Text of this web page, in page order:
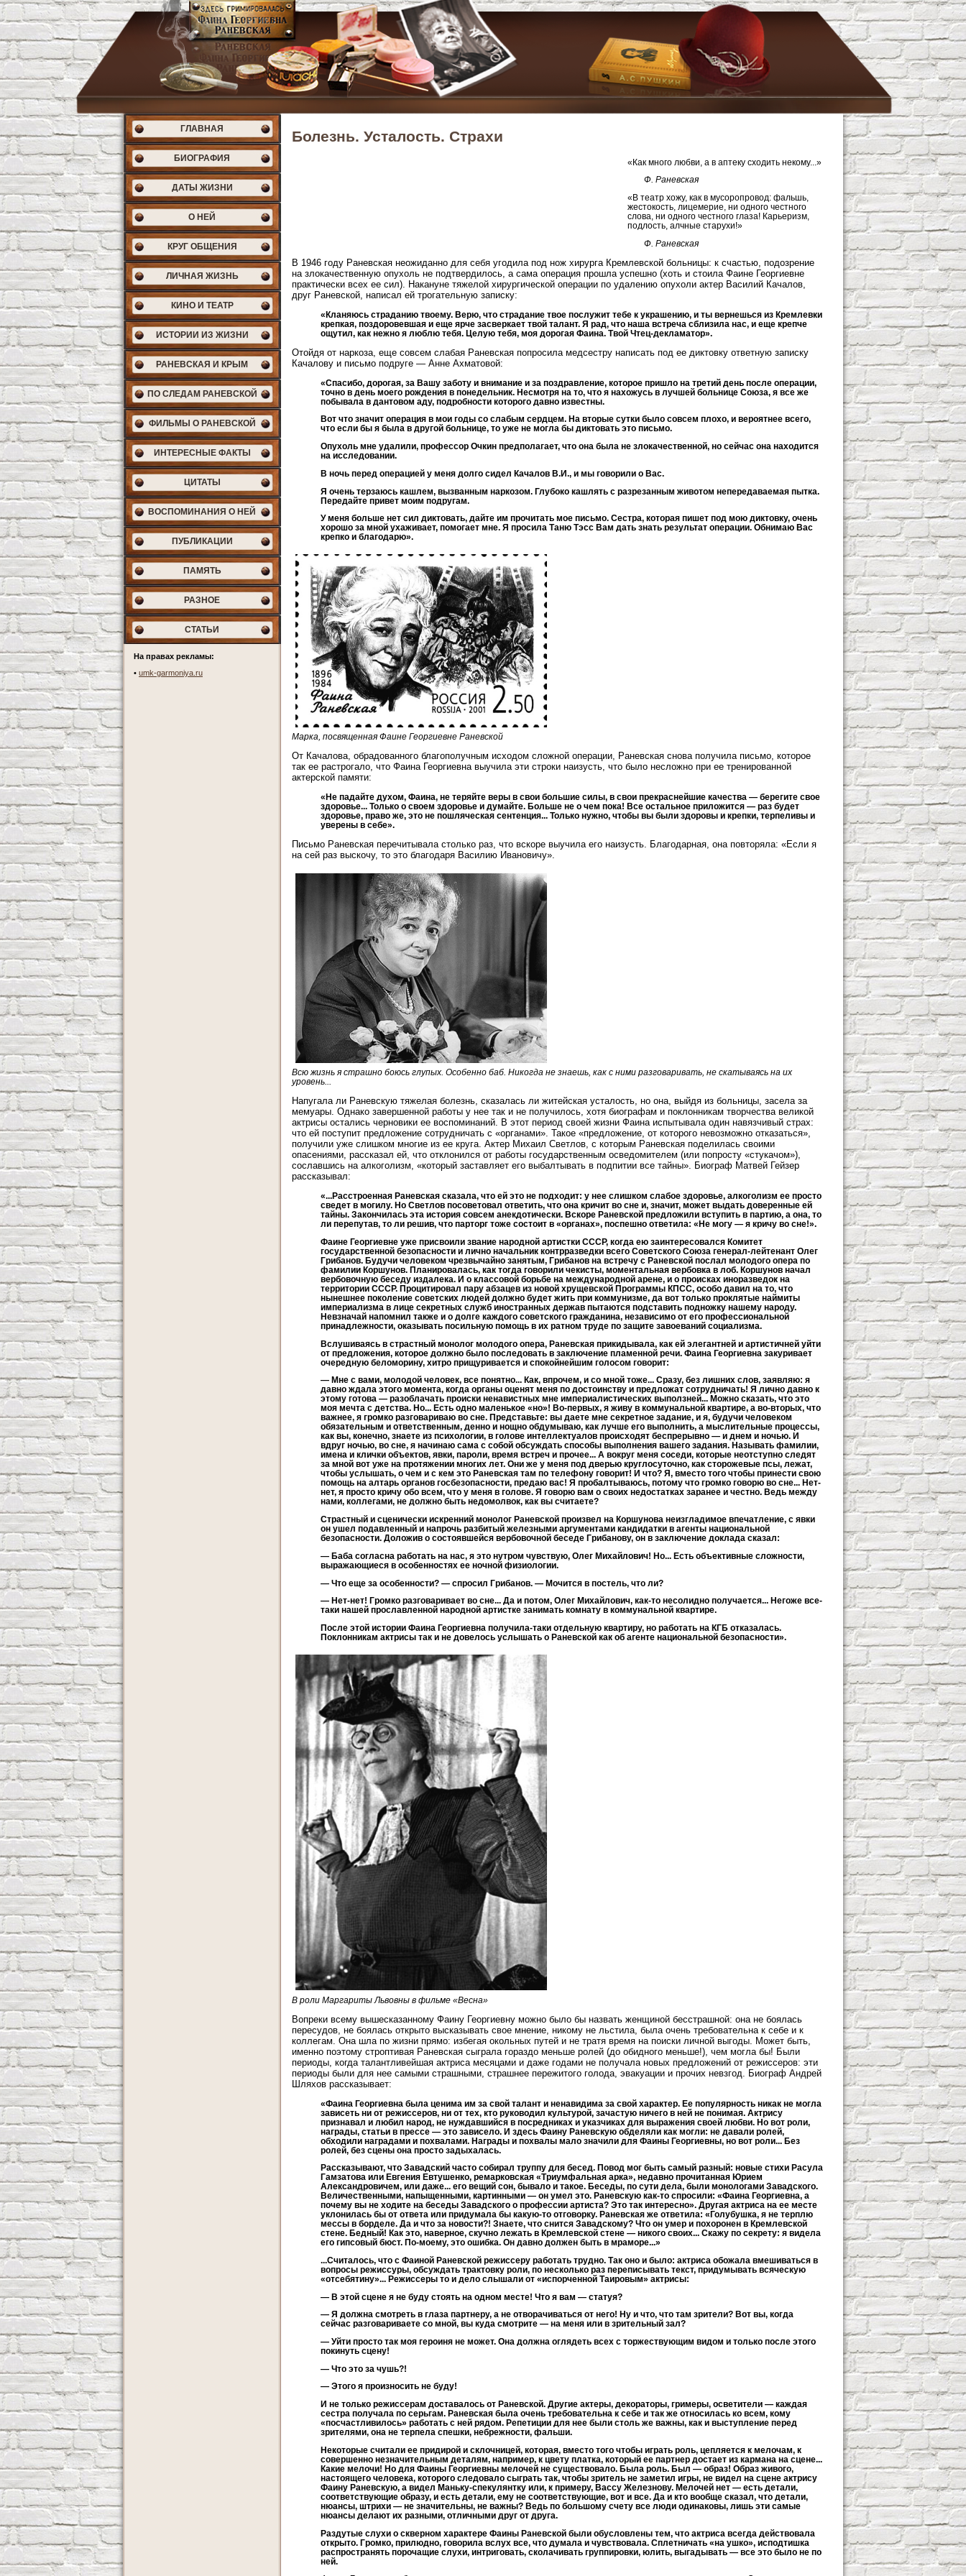
ГЛАВНАЯ
БИОГРАФИЯ
ДАТЫ ЖИЗНИ
О НЕЙ
КРУГ ОБЩЕНИЯ
ЛИЧНАЯ ЖИЗНЬ
КИНО И ТЕАТР
ИСТОРИИ ИЗ ЖИЗНИ
РАНЕВСКАЯ И КРЫМ
ПО СЛЕДАМ РАНЕВСКОЙ
ФИЛЬМЫ О РАНЕВСКОЙ
ИНТЕРЕСНЫЕ ФАКТЫ
ЦИТАТЫ
ВОСПОМИНАНИЯ О НЕЙ
ПУБЛИКАЦИИ
ПАМЯТЬ
РАЗНОЕ
СТАТЬИ
На правах рекламы:
• umk-garmoniya.ru
Болезнь. Усталость. Страхи
«Как много любви, а в аптеку сходить некому...»
Ф. Раневская
«В театр хожу, как в мусоропровод: фальшь,
жестокость, лицемерие, ни одного честного
слова, ни одного честного глаза! Карьеризм,
подлость, алчные старухи!»
Ф. Раневская
В 1946 году Раневская неожиданно для себя угодила под нож хирурга Кремлевской больницы: к счастью, подозрение
на злокачественную опухоль не подтвердилось, а сама операция прошла успешно (хоть и стоила Фаине Георгиевне
практически всех ее сил). Накануне тяжелой хирургической операции по удалению опухоли актер Василий Качалов,
друг Раневской, написал ей трогательную записку:
«Кланяюсь страданию твоему. Верю, что страдание твое послужит тебе к украшению, и ты вернешься из Кремлевки
крепкая, поздоровевшая и еще ярче засверкает твой талант. Я рад, что наша встреча сблизила нас, и еще крепче
ощутил, как нежно я люблю тебя. Целую тебя, моя дорогая Фаина. Твой Чтец-декламатор».
Отойдя от наркоза, еще совсем слабая Раневская попросила медсестру написать под ее диктовку ответную записку
Качалову и письмо подруге — Анне Ахматовой:
«Спасибо, дорогая, за Вашу заботу и внимание и за поздравление, которое пришло на третий день после операции,
точно в день моего рождения в понедельник. Несмотря на то, что я нахожусь в лучшей больнице Союза, я все же
побывала в дантовом аду, подробности которого давно известны.
Вот что значит операция в мои годы со слабым сердцем. На вторые сутки было совсем плохо, и вероятнее всего,
что если бы я была в другой больнице, то уже не могла бы диктовать это письмо.
Опухоль мне удалили, профессор Очкин предполагает, что она была не злокачественной, но сейчас она находится
на исследовании.
В ночь перед операцией у меня долго сидел Качалов В.И., и мы говорили о Вас.
Я очень терзаюсь кашлем, вызванным наркозом. Глубоко кашлять с разрезанным животом непередаваемая пытка.
Передайте привет моим подругам.
У меня больше нет сил диктовать, дайте им прочитать мое письмо. Сестра, которая пишет под мою диктовку, очень
хорошо за мной ухаживает, помогает мне. Я просила Таню Тэсс Вам дать знать результат операции. Обнимаю Вас
крепко и благодарю».
Марка, посвященная Фаине Георгиевне Раневской
От Качалова, обрадованного благополучным исходом сложной операции, Раневская снова получила письмо, которое
так ее растрогало, что Фаина Георгиевна выучила эти строки наизусть, что было несложно при ее тренированной
актерской памяти:
«Не падайте духом, Фаина, не теряйте веры в свои большие силы, в свои прекраснейшие качества — берегите свое
здоровье... Только о своем здоровье и думайте. Больше не о чем пока! Все остальное приложится — раз будет
здоровье, право же, это не пошляческая сентенция... Только нужно, чтобы вы были здоровы и крепки, терпеливы и
уверены в себе».
Письмо Раневская перечитывала столько раз, что вскоре выучила его наизусть. Благодарная, она повторяла: «Если я
на сей раз выскочу, то это благодаря Василию Ивановичу».
Всю жизнь я страшно боюсь глупых. Особенно баб. Никогда не знаешь, как с ними разговаривать, не скатываясь на их
уровень...
Напугала ли Раневскую тяжелая болезнь, сказалась ли житейская усталость, но она, выйдя из больницы, засела за
мемуары. Однако завершенной работы у нее так и не получилось, хотя биографам и поклонникам творчества великой
актрисы остались черновики ее воспоминаний. В этот период своей жизни Фаина испытывала один навязчивый страх:
что ей поступит предложение сотрудничать с «органами». Такое «предложение, от которого невозможно отказаться»,
получили уже слишком многие из ее круга. Актер Михаил Светлов, с которым Раневская поделилась своими
опасениями, рассказал ей, что отклонился от работы государственным осведомителем (или попросту «стукачом»),
сославшись на алкоголизм, «который заставляет его выбалтывать в подпитии все тайны». Биограф Матвей Гейзер
рассказывал:
«...Расстроенная Раневская сказала, что ей это не подходит: у нее слишком слабое здоровье, алкоголизм ее просто
сведет в могилу. Но Светлов посоветовал ответить, что она кричит во сне и, значит, может выдать доверенные ей
тайны. Закончилась эта история совсем анекдотически. Вскоре Раневской предложили вступить в партию, а она, то
ли перепутав, то ли решив, что парторг тоже состоит в «органах», поспешно ответила: «Не могу — я кричу во сне!».
Фаине Георгиевне уже присвоили звание народной артистки СССР, когда ею заинтересовался Комитет
государственной безопасности и лично начальник контрразведки всего Советского Союза генерал-лейтенант Олег
Грибанов. Будучи человеком чрезвычайно занятым, Грибанов на встречу с Раневской послал молодого опера по
фамилии Коршунов. Планировалась, как тогда говорили чекисты, моментальная вербовка в лоб. Коршунов начал
вербовочную беседу издалека. И о классовой борьбе на международной арене, и о происках иноразведок на
территории СССР. Процитировал пару абзацев из новой хрущевской Программы КПСС, особо давил на то, что
нынешнее поколение советских людей должно будет жить при коммунизме, да вот только проклятые наймиты
империализма в лице секретных служб иностранных держав пытаются подставить подножку нашему народу.
Невзначай напомнил также и о долге каждого советского гражданина, независимо от его профессиональной
принадлежности, оказывать посильную помощь в их ратном труде по защите завоеваний социализма.
Вслушиваясь в страстный монолог молодого опера, Раневская прикидывала, как ей элегантней и артистичней уйти
от предложения, которое должно было последовать в заключение пламенной речи. Фаина Георгиевна закуривает
очередную беломорину, хитро прищуривается и спокойнейшим голосом говорит:
— Мне с вами, молодой человек, все понятно... Как, впрочем, и со мной тоже... Сразу, без лишних слов, заявляю: я
давно ждала этого момента, когда органы оценят меня по достоинству и предложат сотрудничать! Я лично давно к
этому готова — разоблачать происки ненавистных мне империалистических выползней... Можно сказать, что это
моя мечта с детства. Но... Есть одно маленькое «но»! Во-первых, я живу в коммунальной квартире, а во-вторых, что
важнее, я громко разговариваю во сне. Представьте: вы даете мне секретное задание, и я, будучи человеком
обязательным и ответственным, денно и нощно обдумываю, как лучше его выполнить, а мыслительные процессы,
как вы, конечно, знаете из психологии, в голове интеллектуалов происходят беспрерывно — и днем и ночью. И
вдруг ночью, во сне, я начинаю сама с собой обсуждать способы выполнения вашего задания. Называть фамилии,
имена и клички объектов, явки, пароли, время встреч и прочее... А вокруг меня соседи, которые неотступно следят
за мной вот уже на протяжении многих лет. Они же у меня под дверью круглосуточно, как сторожевые псы, лежат,
чтобы услышать, о чем и с кем это Раневская там по телефону говорит! И что? Я, вместо того чтобы принести свою
помощь на алтарь органов госбезопасности, предаю вас! Я пробалтываюсь, потому что громко говорю во сне... Нет-
нет, я просто кричу обо всем, что у меня в голове. Я говорю вам о своих недостатках заранее и честно. Ведь между
нами, коллегами, не должно быть недомолвок, как вы считаете?
Страстный и сценически искренний монолог Раневской произвел на Коршунова неизгладимое впечатление, с явки
он ушел подавленный и напрочь разбитый железными аргументами кандидатки в агенты национальной
безопасности. Доложив о состоявшейся вербовочной беседе Грибанову, он в заключение доклада сказал:
— Баба согласна работать на нас, я это нутром чувствую, Олег Михайлович! Но... Есть объективные сложности,
выражающиеся в особенностях ее ночной физиологии.
— Что еще за особенности? — спросил Грибанов. — Мочится в постель, что ли?
— Нет-нет! Громко разговаривает во сне... Да и потом, Олег Михайлович, как-то несолидно получается... Негоже все-
таки нашей прославленной народной артистке занимать комнату в коммунальной квартире.
После этой истории Фаина Георгиевна получила-таки отдельную квартиру, но работать на КГБ отказалась.
Поклонникам актрисы так и не довелось услышать о Раневской как об агенте национальной безопасности».
В роли Маргариты Львовны в фильме «Весна»
Вопреки всему вышесказанному Фаину Георгиевну можно было бы назвать женщиной бесстрашной: она не боялась
пересудов, не боялась открыто высказывать свое мнение, никому не льстила, была очень требовательна к себе и к
коллегам. Она шла по жизни прямо: избегая окольных путей и не тратя время на поиски личной выгоды. Может быть,
именно поэтому строптивая Раневская сыграла гораздо меньше ролей (до обидного меньше!), чем могла бы! Были
периоды, когда талантливейшая актриса месяцами и даже годами не получала новых предложений от режиссеров: эти
периоды были для нее самыми страшными, страшнее пережитого голода, эвакуации и прочих невзгод. Биограф Андрей
Шляхов рассказывает:
«Фаина Георгиевна была ценима им за свой талант и ненавидима за свой характер. Ее популярность никак не могла
зависеть ни от режиссеров, ни от тех, кто руководил культурой, зачастую ничего в ней не понимая. Актрису
признавал и любил народ, не нуждавшийся в посредниках и указчиках для выражения своей любви. Но вот роли,
награды, статьи в прессе — это зависело. И здесь Фаину Раневскую обделяли как могли: не давали ролей,
обходили наградами и похвалами. Награды и похвалы мало значили для Фаины Георгиевны, но вот роли... Без
ролей, без сцены она просто задыхалась.
Рассказывают, что Завадский часто собирал труппу для бесед. Повод мог быть самый разный: новые стихи Расула
Гамзатова или Евгения Евтушенко, ремарковская «Триумфальная арка», недавно прочитанная Юрием
Александровичем, или даже... его вещий сон, бывало и такое. Беседы, по сути дела, были монологами Завадского.
Величественными, напыщенными, картинными — он умел это. Раневскую как-то спросили: «Фаина Георгиевна, а
почему вы не ходите на беседы Завадского о профессии артиста? Это так интересно». Другая актриса на ее месте
уклонилась бы от ответа или придумала бы какую-то отговорку. Раневская же ответила: «Голубушка, я не терплю
мессы в борделе. Да и что за новости?! Знаете, что снится Завадскому? Что он умер и похоронен в Кремлевской
стене. Бедный! Как это, наверное, скучно лежать в Кремлевской стене — никого своих... Скажу по секрету: я видела
его гипсовый бюст. По-моему, это ошибка. Он давно должен быть в мраморе...»
...Считалось, что с Фаиной Раневской режиссеру работать трудно. Так оно и было: актриса обожала вмешиваться в
вопросы режиссуры, обсуждать трактовку роли, по несколько раз переписывать текст, придумывать всяческую
«отсебятину»... Режиссеры то и дело слышали от «испорченной Таировым» актрисы:
— В этой сцене я не буду стоять на одном месте! Что я вам — статуя?
— Я должна смотреть в глаза партнеру, а не отворачиваться от него! Ну и что, что там зрители? Вот вы, когда
сейчас разговариваете со мной, вы куда смотрите — на меня или в зрительный зал?
— Уйти просто так моя героиня не может. Она должна оглядеть всех с торжествующим видом и только после этого
покинуть сцену!
— Что это за чушь?!
— Этого я произносить не буду!
И не только режиссерам доставалось от Раневской. Другие актеры, декораторы, гримеры, осветители — каждая
сестра получала по серьгам. Раневская была очень требовательна к себе и так же относилась ко всем, кому
«посчастливилось» работать с ней рядом. Репетиции для нее были столь же важны, как и выступление перед
зрителями, она не терпела спешки, небрежности, фальши.
Некоторые считали ее придирой и склочницей, которая, вместо того чтобы играть роль, цепляется к мелочам, к
совершенно незначительным деталям, например, к цвету платка, который ее партнер достает из кармана на сцене...
Какие мелочи! Но для Фаины Георгиевны мелочей не существовало. Была роль. Был — образ! Образ живого,
настоящего человека, которого следовало сыграть так, чтобы зритель не заметил игры, не видел на сцене актрису
Фаину Раневскую, а видел Маньку-спекулянтку или, к примеру, Вассу Железнову. Мелочей нет — есть детали,
соответствующие образу, и есть детали, ему не соответствующие, вот и все. Да и кто вообще сказал, что детали,
нюансы, штрихи — не значительны, не важны? Ведь по большому счету все люди одинаковы, лишь эти самые
нюансы делают их разными, отличными друг от друга.
Раздутые слухи о скверном характере Фаины Раневской были обусловлены тем, что актриса всегда действовала
открыто. Громко, прилюдно, говорила вслух все, что думала и чувствовала. Сплетничать «на ушко», исподтишка
распространять порочащие слухи, интриговать, сколачивать группировки, юлить, выгадывать — все это было не по
ней.